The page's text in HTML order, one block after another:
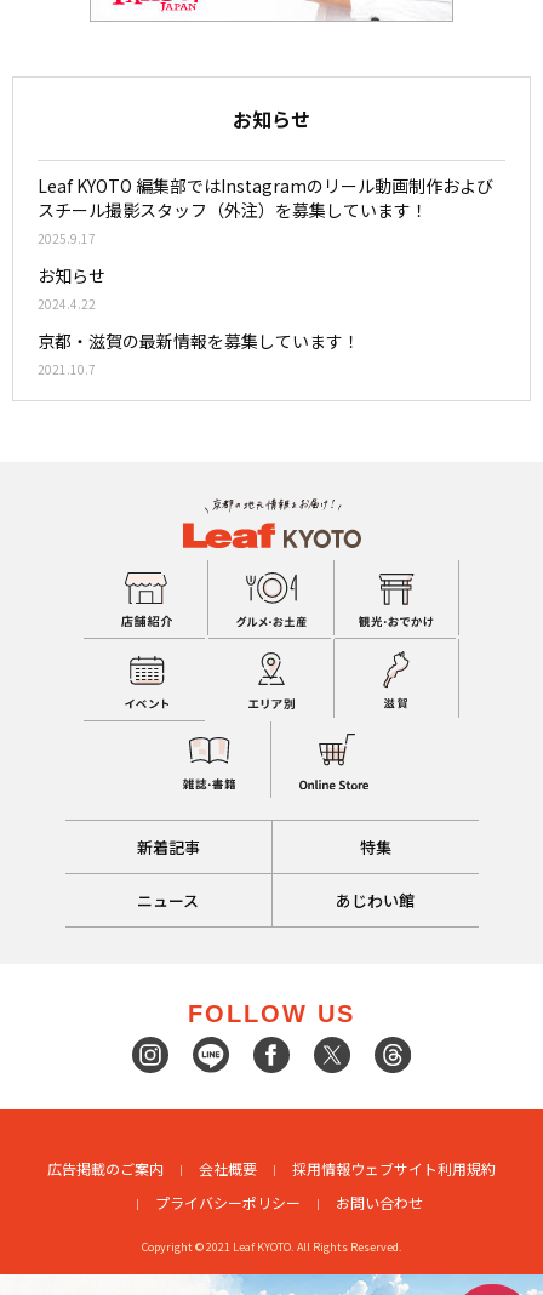
お知らせ
Leaf KYOTO 編集部ではInstagramのリール動画制作および
スチール撮影スタッフ（外注）を募集しています！
2025.9.17
お知らせ
2024.4.22
京都・滋賀の最新情報を募集しています！
2021.10.7
新着記事 特集
ニュース あじわい館
FOLLOW US
広告掲載のご案内 会社概要 採用情報ウェブサイト利用規約
プライバシーポリシー
お問い合わせ
Copyright © 2021 Leaf KYOTO. All Rights Reserved.